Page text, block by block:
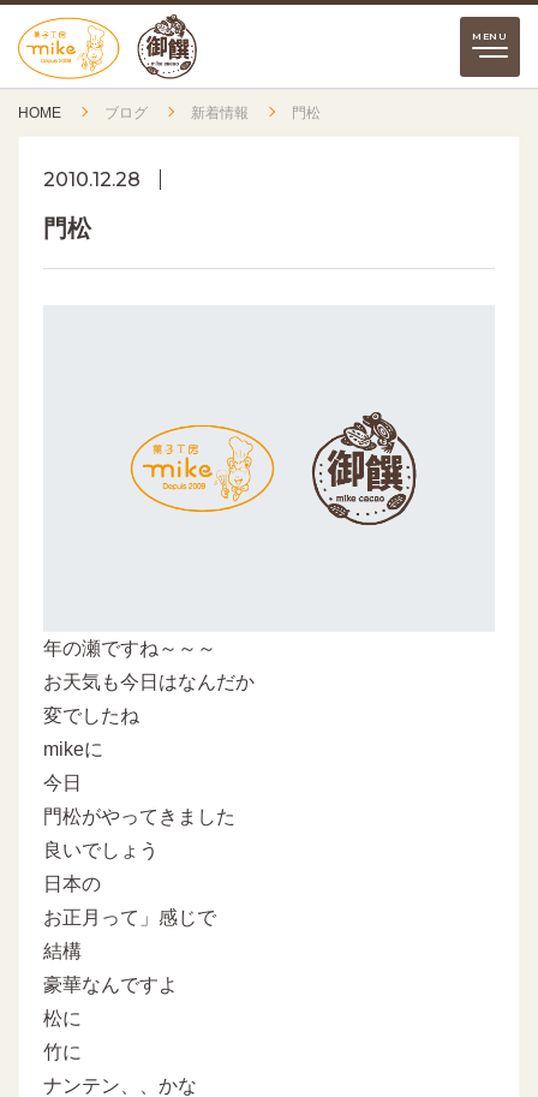
HOME ブログ 新着情報 門松
2010.12.28
門松
年の瀬ですね～～～
お天気も今日はなんだか
変でしたね
mikeに
今日
門松がやってきました
良いでしょう
日本の
お正月って」感じで
結構
豪華なんですよ
松に
竹に
ナンテン、、かな